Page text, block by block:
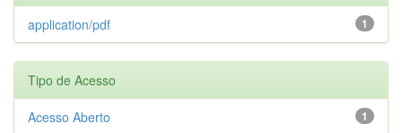
1
application/pdf
Tipo de Acesso
1
Acesso Aberto